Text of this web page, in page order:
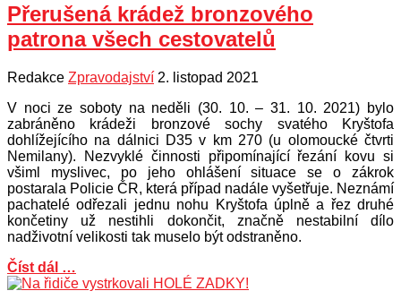
Přerušená krádež bronzového
patrona všech cestovatelů
Redakce Zpravodajství 2. listopad 2021
V noci ze soboty na neděli (30. 10. – 31. 10. 2021) bylo
zabráněno krádeži bronzové sochy svatého Kryštofa
dohlížejícího na dálnici D35 v km 270 (u olomoucké čtvrti
Nemilany). Nezvyklé činnosti připomínající řezání kovu si
všiml myslivec, po jeho ohlášení situace se o zákrok
postarala Policie ČR, která případ nadále vyšetřuje. Neznámí
pachatelé odřezali jednu nohu Kryštofa úplně a řez druhé
končetiny už nestihli dokončit, značně nestabilní dílo
nadživotní velikosti tak muselo být odstraněno.
Číst dál …